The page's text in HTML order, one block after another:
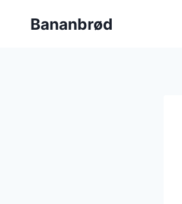
Bananbrød